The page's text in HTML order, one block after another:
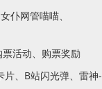
仆网管喵喵、
票活动、购票奖励
片、B站闪光弹、雷神-